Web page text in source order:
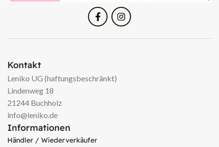
Kontakt
Leniko UG (haftungsbeschränkt)
Lindenweg 18
21244 Buchholz
info@leniko.de
Informationen
Händler / Wiederverkäufer